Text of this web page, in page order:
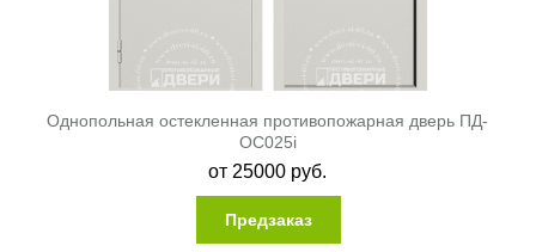
Однопольная остекленная противопожарная дверь ПД-
ОС025i
от 25000 руб.
Предзаказ